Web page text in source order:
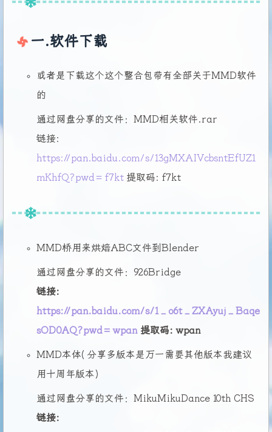
一.软件下载
或者是下载这个这个整合包带有全部关于MMD软件
的
通过网盘分享的文件：MMD相关软件.rar
链接:
https://pan.baidu.com/s/13gMXAIVcbsntEfUZ1
mKhfQ?pwd=f7kt提取码: f7kt
MMD桥用来烘焙ABC文件到Blender
通过网盘分享的文件：926Bridge
链接:
https://pan.baidu.com/s/1_o6t_ZXAyuj_Baqe
sOD0AQ?pwd=wpan 提取码: wpan
MMD本体(分享多版本是万一需要其他版本我建议
用十周年版本)
通过网盘分享的文件：MikuMikuDance 10th CHS
链接: